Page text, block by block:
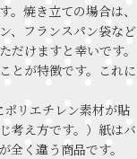
焼き立ての場合は、
、フランスパン袋など
けますと幸いです。
とが特徴です。これに
リエチレン素材が貼
考え方です。）紙はバ
く違う商品です。